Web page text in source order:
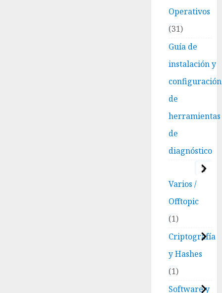
Operativos
31
Guía de
instalación y
configuración
de
herramientas
de
diagnóstico
3
Varios /
Offtopic
1
Criptografía
y Hashes
1
Software y